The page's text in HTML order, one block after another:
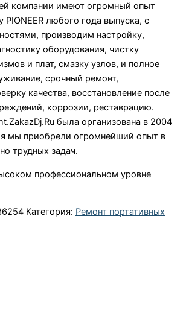
компании имеют огромный опыт
PIONEER любого года выпуска, с
производим настройку,
оборудования, чистку
и плат, смазку узлов, и полное
срочный ремонт,
качества, восстановление после
коррозии, реставрацию.
была организована в 2004
мы приобрели огромнейший опыт в
трудных задач.
профессиональном уровне
Категория: Ремонт портативных